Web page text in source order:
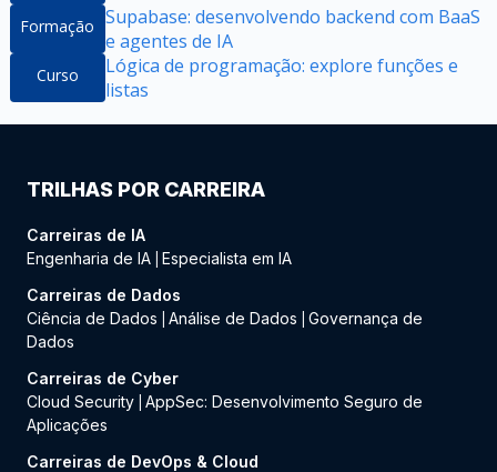
Formação Supabase: desenvolvendo backend com BaaS
e agentes de IA
Curso
Lógica de programação: explore funções e
listas
TRILHAS POR CARREIRA
Carreiras de IA
Engenharia de IA Especialista em IA
Carreiras de Dados
Ciência de Dados
Análise de Dados
Governança de
Dados
Carreiras de Cyber
Cloud Security AppSec: Desenvolvimento Seguro de
Aplicações
Carreiras de DevOps & Cloud